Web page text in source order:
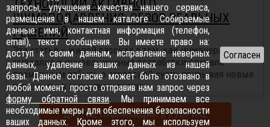
ТЕХНОЛОГИИ АКТИВНОГО
ШУМОПОДАВЛЕНИЯ: ОБЗОР РЕАЛЬНЫХ
РЕШЕНИЙ
Эта статья – живой рассказ о том, как инженерная
смекалка и инновационные разработки сделали
возможным забыть о городской суете, открывая новые
горизонты в аудиотехнологиях...
ДРУГИЕ ПУБЛИКАЦИИ В РУБРИКЕ
запросы, улучшения качества нашего сервиса,
размещения в нашем каталоге. Собираемые
данные: имя, контактная информация (телефон,
email), текст сообщения. Вы имеете право на:
доступ к своим данным, исправление неверных
данных, удаление ваших данных из нашей
базы. Данное согласие может быть отозвано в
любой момент, просто отправив нам запрос через
форму обратной связи. Мы принимаем все
необходимые меры для обеспечения безопасности
ваших данных. Кроме этого, мы используем